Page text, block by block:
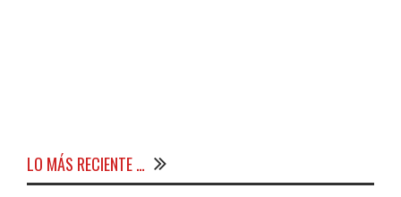
LO MÁS RECIENTE …